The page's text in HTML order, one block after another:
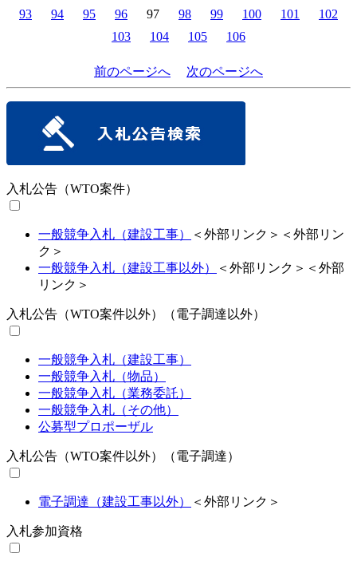
93
94 95 96 97 98 99 100 101
102
103
104 105 106
前のページへ 次のページへ
入札公告（WTO案件）
一般競争入札（建設工事） ＜外部リンク＞ ＜外部リン
ク＞
一般競争入札（建設工事以外）
＜外部リンク＞ ＜外部
リンク＞
入札公告（WTO案件以外）（電子調達以外）
一般競争入札（建設工事）
一般競争入札（物品）
一般競争入札（業務委託）
一般競争入札（その他）
公募型プロポーザル
入札公告（WTO案件以外）（電子調達）
電子調達（建設工事以外） ＜外部リンク＞
入札参加資格